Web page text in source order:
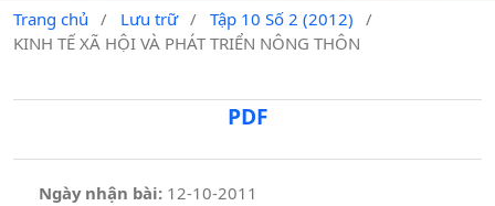
Trang chủ / Lưu trữ / Tập 10 Số 2 (2012)
/
KINH TẾ XÃ HỘI VÀ PHÁT TRIỂN NÔNG THÔN
PDF
Ngày nhận bài: 12-10-2011